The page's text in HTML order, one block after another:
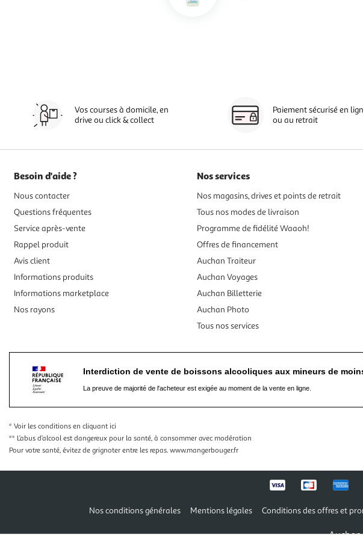
Vos courses à domicile, en
drive ou click & collect
Paiement sécurisé en
ou au retrait
Besoin d'aide ?
Nous contacter
Questions fréquentes
Service après-vente
Rappel produit
Avis client
Informations produits
Informations marketplace
Nos rayons
Nos services
Nos magasins, drives et points de retrait
Tous nos modes de livraison
Programme de fidélité Waaoh!
Offres de financement
Auchan Traiteur
Auchan Voyages
Auchan Billetterie
Auchan Photo
Tous nos services
Interdiction de vente de boissons alcooliques aux mineurs de
La preuve de majorité de l'acheteur est exigée au moment de la vente en ligne.
* Voir les conditions en cliquant ici
** L’abus d’alcool est dangereux pour la santé, à consommer avec modération
Pour votre santé, évitez de grignoter entre les repas. www.mangerbouger.fr
Nos conditions générales Mentions légales Conditions des offres et